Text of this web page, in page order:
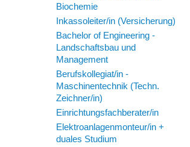
Biochemie
Inkassoleiter/in (Versicherung)
Bachelor of Engineering -
Landschaftsbau und
Management
Berufskollegiat/in -
Maschinentechnik (Techn.
Zeichner/in)
Einrichtungsfachberater/in
Elektroanlagenmonteur/in +
duales Studium